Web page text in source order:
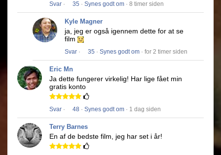
Svar · 35 · Synes godt om · 8 timer siden
Kyle Magner
ja, jeg er også igennem dette for at se
film
Svar · 35 · Synes godt om · for 2 timer siden
Eric Mn
Ja dette fungerer virkelig! Har lige fået min
gratis konto
Svar · 48 · Synes godt om · 1 dag siden
Terry Barnes
En af de bedste film, jeg har set i år!